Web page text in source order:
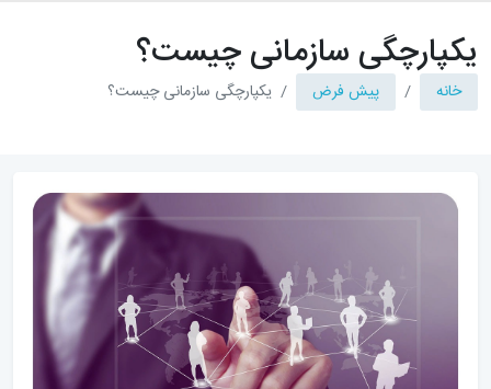
یکپارچگی سازمانی چیست؟
خانه پیش فرض یکپارچگی سازمانی چیست؟